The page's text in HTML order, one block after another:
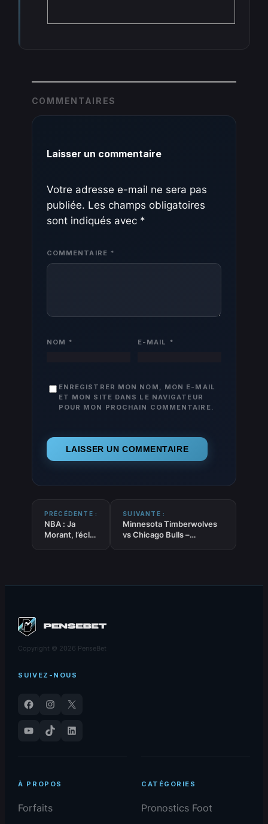
COMMENTAIRES
Laisser un commentaire
Votre adresse e-mail ne sera pas
publiée. Les champs obligatoires
sont indiqués avec *
COMMENTAIRE *
NOM * E-MAIL *
ENREGISTRER MON NOM, MON E-MAIL
ET MON SITE DANS LE NAVIGATEUR
POUR MON PROCHAIN COMMENTAIRE.
PRÉCÉDENTE :
NBA : Ja
Morant, l’éclat
SUIVANTE :
Minnesota Timberwolves
vs Chicago Bulls –
Copyright © 2026 PenseBet
SUIVEZ-NOUS
Facebook Instagram
X
YouTube
TikTok LinkedIn
À PROPOS
Forfaits
CATÉGORIES
Pronostics Foot